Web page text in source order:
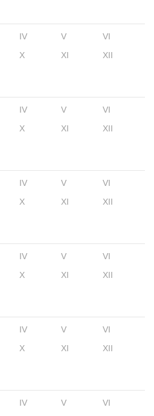
IV V
VI
X XI XII
IV V
VI
X XI XII
IV V
VI
X XI XII
IV V
VI
X XI XII
IV V
VI
X XI XII
IV V
VI